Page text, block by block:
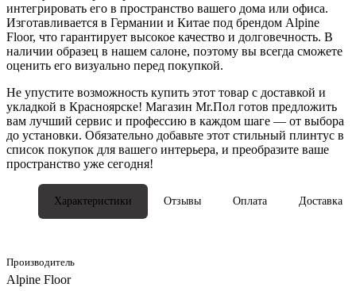
интегрировать его в пространство вашего дома или офиса.
Изготавливается в Германии и Китае под брендом Alpine
Floor, что гарантирует высокое качество и долговечность. В
наличии образец в нашем салоне, поэтому вы всегда сможете
оценить его визуально перед покупкой.
Не упустите возможность купить этот товар с доставкой и
укладкой в Красноярске! Магазин Mr.Пол готов предложить
вам лучший сервис и профессию в каждом шаге — от выбора
до установки. Обязательно добавьте этот стильный плинтус в
список покупок для вашего интерьера, и преобразите ваше
пространство уже сегодня!
Характеристики Отзывы Оплата Доставка
Производитель
Alpine Floor